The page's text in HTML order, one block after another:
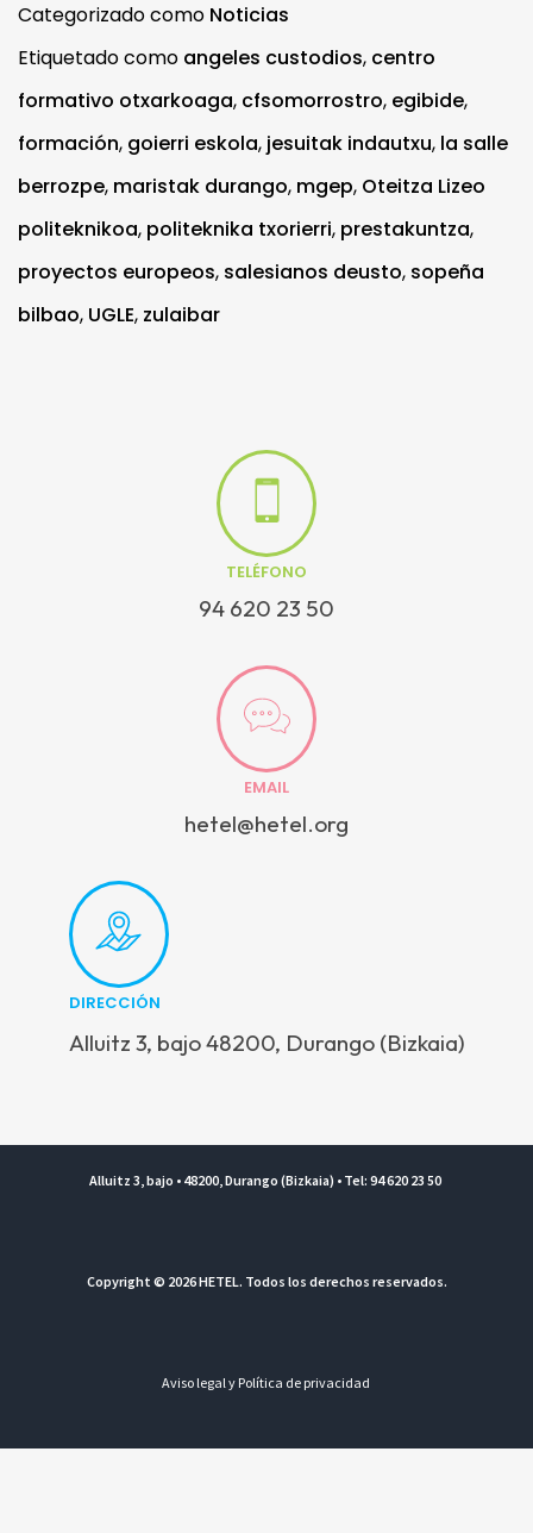
Categorizado como Noticias
Etiquetado como angeles custodios, centro
formativo otxarkoaga, cfsomorrostro, egibide,
formación, goierri eskola, jesuitak indautxu, la salle
berrozpe, maristak durango, mgep, Oteitza Lizeo
politeknikoa, politeknika txorierri, prestakuntza,
proyectos europeos, salesianos deusto, sopeña
bilbao, UGLE, zulaibar
TELÉFONO
94 620 23 50
EMAIL
hetel@hetel.org
DIRECCIÓN
Alluitz 3, bajo 48200, Durango (Bizkaia)
Alluitz 3, bajo • 48200, Durango (Bizkaia) • Tel: 94 620 23 50
Copyright © 2026 HETEL. Todos los derechos reservados.
Aviso legal y Política de privacidad